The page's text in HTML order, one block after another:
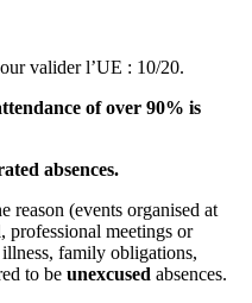
valider l’UE : 10/20.
of over 90% is
absences.
reason (events organised at
professional meetings or
family obligations,
to be unexcused absences.